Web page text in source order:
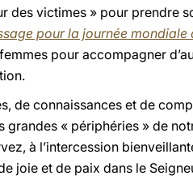
des victimes » pour prendre
pour la journée mondiale
pour accompagner
de connaissances et de
grandes « périphéries » de
à l’intercession
joie et de paix dans le